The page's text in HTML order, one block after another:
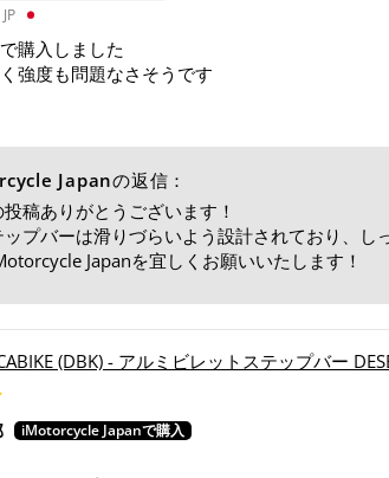
購入しました
強度も問題なさそうです
Japanの返信：
稿ありがとうございます！
ップバーは滑りづらいよう設計されており、
Japanを宜しくお願いいたします！
(DBK) - アルミビレットステップバー